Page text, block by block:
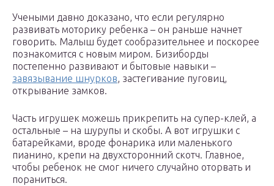
Учеными давно доказано, что если регулярно
развивать моторику ребенка – он раньше начнет
говорить. Малыш будет сообразительнее и поскорее
познакомится с новым миром. Бизиборды
постепенно развивают и бытовые навыки –
завязывание шнурков, застегивание пуговиц,
открывание замков.
Часть игрушек можешь прикрепить на супер-клей, а
остальные – на шурупы и скобы. А вот игрушки с
батарейками, вроде фонарика или маленького
пианино, крепи на двухсторонний скотч. Главное,
чтобы ребенок не смог ничего случайно оторвать и
пораниться.